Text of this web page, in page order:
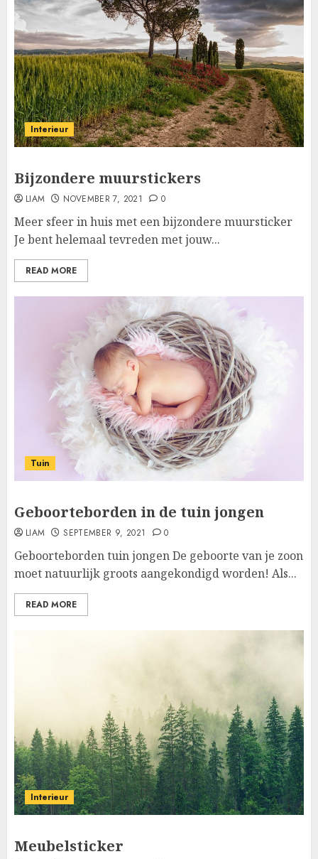
Interieur
Bijzondere muurstickers
LIAM NOVEMBER 7, 2021 0
Meer sfeer in huis met een bijzondere muursticker
Je bent helemaal tevreden met jouw...
READ MORE
Tuin
Geboorteborden in de tuin jongen
LIAM SEPTEMBER 9, 2021 0
Geboorteborden tuin jongen De geboorte van je zoon
moet natuurlijk groots aangekondigd worden! Als...
READ MORE
Interieur
Meubelsticker